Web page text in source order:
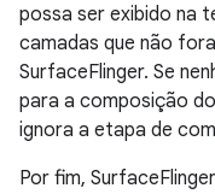
possa ser exibido na
camadas que não
SurfaceFlinger. Se
para a composição
ignora a etapa de
Por fim,